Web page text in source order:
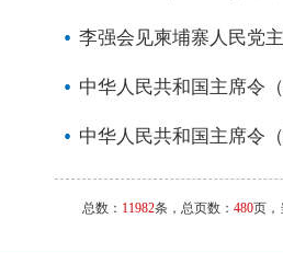
李强会见柬埔寨人民党
中华人民共和国主席令
中华人民共和国主席令
总数： 11982条，总页数： 480页，